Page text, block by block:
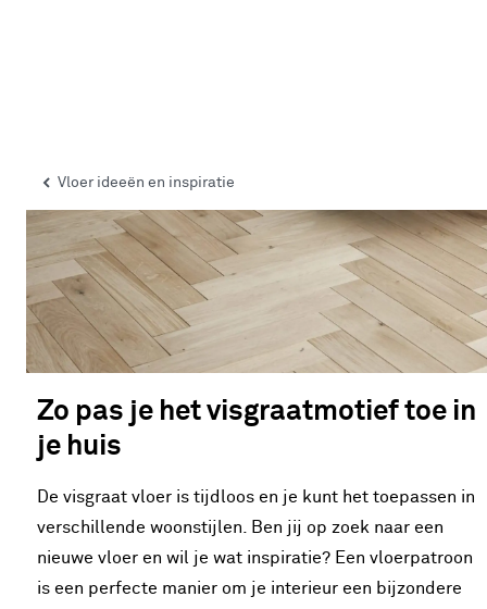
Vloer ideeën en inspiratie
Zo pas je het visgraatmotief toe in
je huis
De visgraat vloer is tijdloos en je kunt het toepassen in
verschillende woonstijlen. Ben jij op zoek naar een
nieuwe vloer en wil je wat inspiratie? Een vloerpatroon
is een perfecte manier om je interieur een bijzondere